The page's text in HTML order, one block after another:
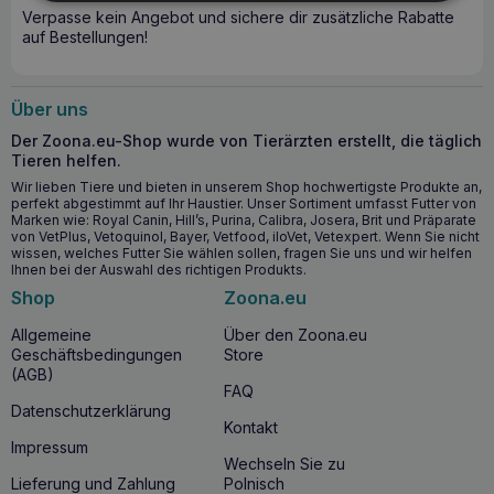
Mineralien und Antioxidantien angereichert und enthält
natürlich keine künstlichen Farbstoffe, Konservierungsmittel
Erfahrung und Hingabe bei der anspruchsvollen täglichen
Pflege Ihres geliebten Tieres unterstützen können!
Animal Island Trockenfutter für ausgewachsene Hunde
Rind, 100 g Hersteller-Code UP-100-WOL Animal Island
Trockenfutter für ausgewachsene Hunde Rind, 100 g
Marke Animal Island Zutaten Hauptbestandteile Rindfleisch
(59%, davon: 40% getrocknetes Rindfleisch, 19% frisches
Rindfleisch), getrocknete Kartoffelflocken, Rinderfett (7%),
Süßkartoffeln, hydrolisierte Schweineleber (4%),
getrocknete Rübenschnitzel (aus Zuckerrüben),
getrocknete Bierhefe, Leinsamen, getrocknete Äpfel,
Mineralstoffe, Lachsöl (0,5%), getrocknete Zichorie,
hydrolysiertes Kollagen, getrockneter Brokkoli,
getrocknete Tomaten, getrockneter Spinat, Glucosamin aus
tierischem Gewebe (0,15%), Chondroitinsulfat (0,15%),
getrocknete Cranberries, getrocknete Blaubeeren,
gemischte Kräuterextrakte (Mojave-Yucca (0,15%),
Rosmarinus sp., Curcuma sp., Citrus sp., Eugenia sp.)
Analytische Bestandteile Rohprotein (36 %), Rohfaser (3,5
Verpasse kein Angebot und sichere dir zusätzliche Rabatte
auf Bestellungen!
Über uns
Der Zoona.eu-Shop wurde von Tierärzten erstellt, die täglich
Tieren helfen.
Wir lieben Tiere und bieten in unserem Shop hochwertigste Produkte an,
perfekt abgestimmt auf Ihr Haustier. Unser Sortiment umfasst Futter von
Marken wie: Royal Canin, Hill’s, Purina, Calibra, Josera, Brit und Präparate
von VetPlus, Vetoquinol, Bayer, Vetfood, iloVet, Vetexpert. Wenn Sie nicht
wissen, welches Futter Sie wählen sollen, fragen Sie uns und wir helfen
Ihnen bei der Auswahl des richtigen Produkts.
Shop
Allgemeine
Geschäftsbedingungen
(AGB)
Datenschutzerklärung
Impressum
Lieferung und Zahlung
Zoona.eu
Über den Zoona.eu
Store
FAQ
Kontakt
Wechseln Sie zu
Polnisch